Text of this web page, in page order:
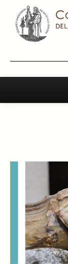
Storia e Leggenda
La Confraternita
Archivio 2019
Archivio 2018